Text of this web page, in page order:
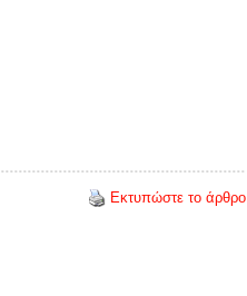
Εκτυπώστε το άρθρο